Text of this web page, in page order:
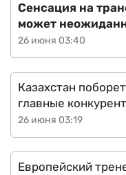
26 июня 03:40
Сенсация на
может
26 июня 03:19
Казахстан
главные
Европейский